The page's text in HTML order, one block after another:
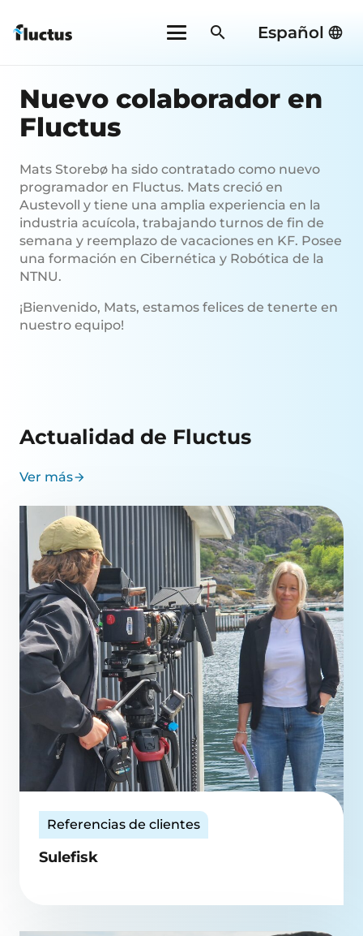
search Español
Nuevo colaborador en
Fluctus
Mats Storebø ha sido contratado como nuevo
programador en Fluctus. Mats creció en
Austevoll y tiene una amplia experiencia en la
industria acuícola, trabajando turnos de fin de
semana y reemplazo de vacaciones en KF. Posee
una formación en Cibernética y Robótica de la
NTNU.
¡Bienvenido, Mats, estamos felices de tenerte en
nuestro equipo!
Actualidad de Fluctus
arrow_forward
Ver más
Referencias de clientes
Sulefisk